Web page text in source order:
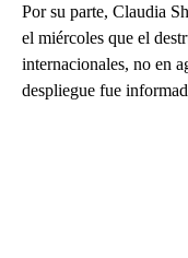
Por su parte, Claudia
el miércoles que el
internacionales, no en
despliegue fue